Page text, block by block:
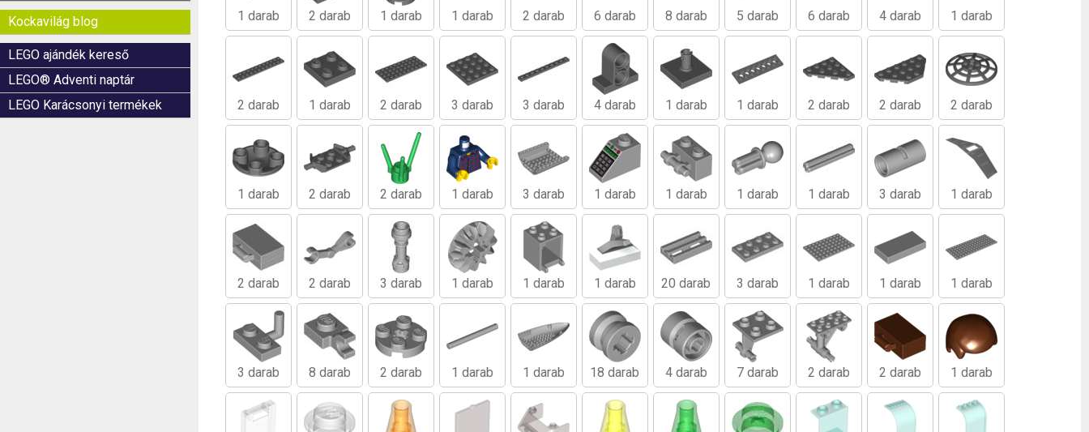
Kockavilág blog
LEGO ajándék kereső
LEGO® Adventi naptár
LEGO Karácsonyi termékek
1 darab 2 darab 1 darab 1 darab 2 darab 6 darab 8 darab 5 darab 6 darab 4 darab 1 darab
2 darab 1 darab 2 darab 3 darab 3 darab 4 darab 1 darab 1 darab 2 darab 2 darab 2 darab
1 darab 2 darab 2 darab 1 darab 3 darab 1 darab 1 darab 1 darab 1 darab 3 darab 1 darab
2 darab 2 darab 3 darab 1 darab 1 darab 1 darab 20 darab 3 darab 1 darab 1 darab 1 darab
3 darab 8 darab 2 darab 1 darab 1 darab 18 darab 4 darab 7 darab 2 darab 2 darab 1 darab